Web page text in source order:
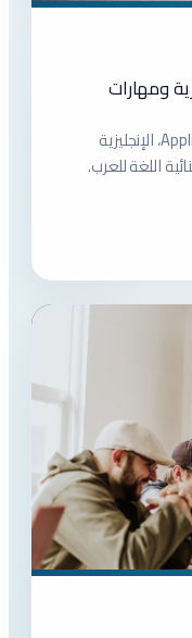
ومهارات
كورسات جوجل للغات: Applied Digital Skills، الإنجليزية
اللغة للعرب.